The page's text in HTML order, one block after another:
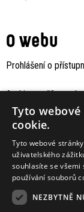
O webu
Prohlášení o
Archiv staršího
Tyto
cookie.
Tyto webové
uživatelského
souhlasíte se všemi
používání souborů
NEZBYTNĚ